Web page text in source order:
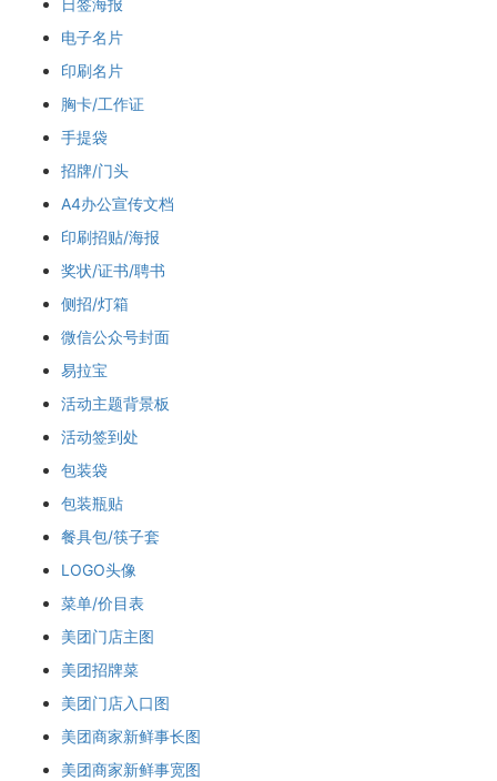
日签海报
电子名片
印刷名片
胸卡/工作证
手提袋
招牌/门头
A4办公宣传文档
印刷招贴/海报
奖状/证书/聘书
侧招/灯箱
微信公众号封面
易拉宝
活动主题背景板
活动签到处
包装袋
包装瓶贴
餐具包/筷子套
LOGO头像
菜单/价目表
美团门店主图
美团招牌菜
美团门店入口图
美团商家新鲜事长图
美团商家新鲜事宽图